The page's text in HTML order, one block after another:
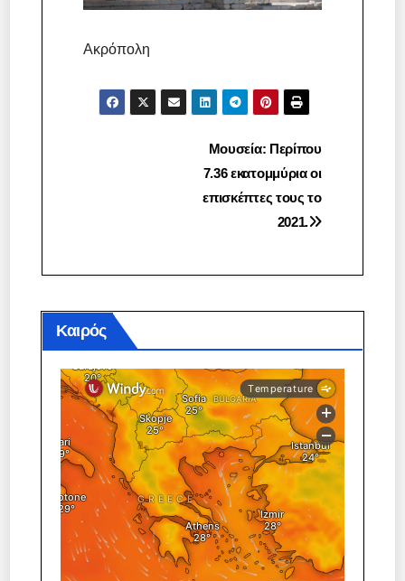
Ακρόπολη
Μουσεία: Περίπου
7.36 εκατομμύρια οι
επισκέπτες τους το
2021.
Καιρός